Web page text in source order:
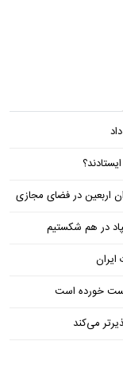
اربعین در فضای مجازی
در هم شکستیم
خورده است
می‌کند